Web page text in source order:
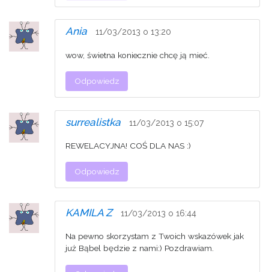
Ania 11/03/2013 o 13:20
wow, świetna koniecznie chcę ją mieć.
Odpowiedz
surrealistka 11/03/2013 o 15:07
REWELACYJNA! COŚ DLA NAS :)
Odpowiedz
KAMILA Z 11/03/2013 o 16:44
Na pewno skorzystam z Twoich wskazówek jak
już Bąbel będzie z nami:) Pozdrawiam.